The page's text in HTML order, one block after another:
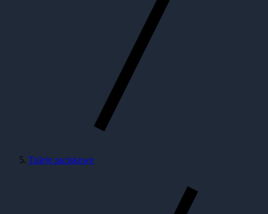
Tuleje zaciskowe